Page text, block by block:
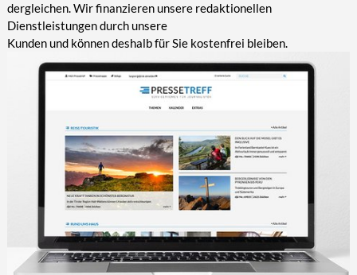
dergleichen. Wir finanzieren unsere redaktionellen
Dienstleistungen durch unsere
Kunden und können deshalb für Sie kostenfrei bleiben.